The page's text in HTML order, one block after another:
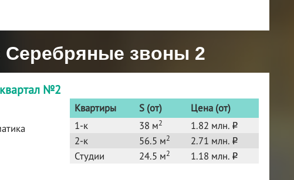
Серебряные звоны 2
№2
Квартиры S (от)
Цена (от)
1-к
38 м2 1.82 млн. o
2-к 56.5 м2 2.71 млн. o
Студии 24.5 м2 1.18 млн. o